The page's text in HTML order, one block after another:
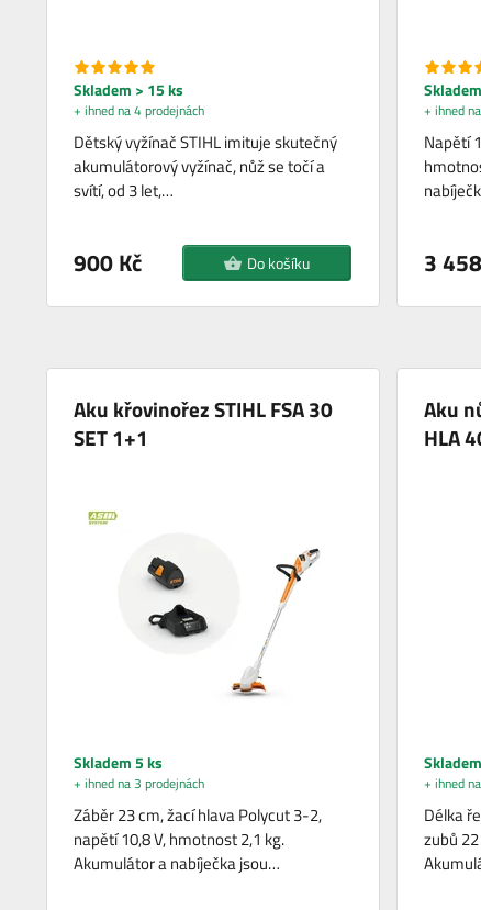
Skladem > 15 ks
+ ihned na 4 prodejnách
Dětský vyžínač STIHL imituje skutečný
akumulátorový vyžínač, nůž se točí a
svítí, od 3 let,…
900 Kč Do košíku
+ ihned
Napětí
3
Aku křovinořez STIHL FSA 30
SET 1+1
Skladem 5 ks
+ ihned na 3 prodejnách
Záběr 23 cm, žací hlava Polycut 3-2,
napětí 10,8 V, hmotnost 2,1 kg.
Akumulátor a nabíječka jsou…
Aku
HLA
+ ihned
Délka
zubů